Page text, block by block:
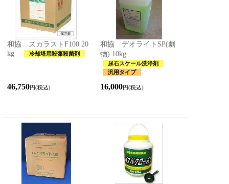
和協 スカラストF100 20
kg
冷却塔用殺藻殺菌剤
46,750円(税込)
和協 デオライトSP(劇
物) 10kg
尿石スケール洗浄剤
汎用タイプ
16,000円(税込)